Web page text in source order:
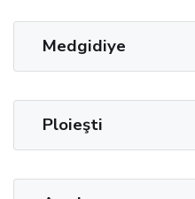
Medgidiye
Ploieşti